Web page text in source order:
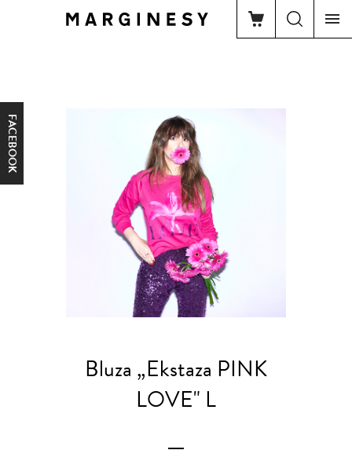
FACEBOOK
Bluza „Ekstaza PINK
LOVE" L